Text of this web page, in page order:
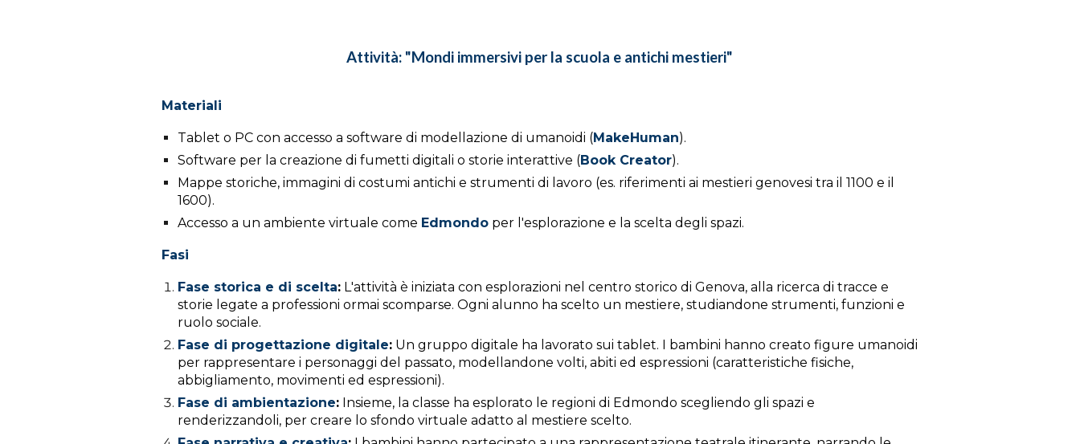
Attività: "Mondi immersivi per la scuola e antichi mestieri"
Materiali
Tablet o PC con accesso a software di modellazione di umanoidi (MakeHuman).
Software per la creazione di fumetti digitali o storie interattive (Book Creator).
Mappe storiche, immagini di costumi antichi e strumenti di lavoro (es. riferimenti ai mestieri genovesi tra il 1100 e il
1600).
Accesso a un ambiente virtuale come Edmondo per l'esplorazione e la scelta degli spazi.
Fasi
Fase storica e di scelta: L'attività è iniziata con esplorazioni nel centro storico di Genova, alla ricerca di tracce e
storie legate a professioni ormai scomparse. Ogni alunno ha scelto un mestiere, studiandone strumenti, funzioni e
ruolo sociale.
Fase di progettazione digitale: Un gruppo digitale ha lavorato sui tablet. I bambini hanno creato figure umanoidi
per rappresentare i personaggi del passato, modellandone volti, abiti ed espressioni (caratteristiche fisiche,
abbigliamento, movimenti ed espressioni).
Fase di ambientazione: Insieme, la classe ha esplorato le regioni di Edmondo scegliendo gli spazi e
renderizzandoli, per creare lo sfondo virtuale adatto al mestiere scelto.